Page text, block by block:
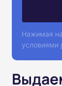
Нажимая на
условиями